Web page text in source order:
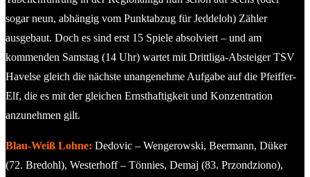
sogar neun, abhängig vom Punktabzug für Jeddeloh) Zähler
ausgebaut. Doch es sind erst 15 Spiele absolviert – und am
kommenden Samstag (14 Uhr) wartet mit Drittliga-Absteiger TSV
Havelse gleich die nächste unangenehme Aufgabe auf die Pfeiffer-
Elf, die es mit der gleichen Ernsthaftigkeit und Konzentration
anzunehmen gilt.
Blau-Weiß Lohne: Dedovic – Wengerowski, Beermann, Düker
(72. Bredohl), Westerhoff – Tönnies, Demaj (83. Przondziono),